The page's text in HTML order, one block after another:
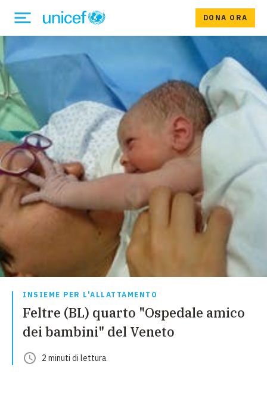
DONA ORA
INSIEME PER L'ALLATTAMENTO
Feltre (BL) quarto "Ospedale amico
dei bambini" del Veneto
2 minuti di lettura